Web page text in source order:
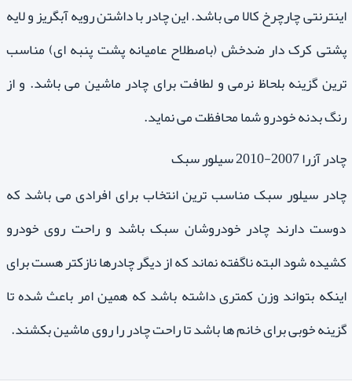
اینترنتی چارچرخ کالا می باشد. این چادر با داشتن رویه آبگریز و لایه
پشتی کرک دار ضدخش (باصطلاح عامیانه پشت پنبه ای) مناسب
ترین گزینه بلحاظ نرمی و لطافت برای چادر ماشین می باشد. و از
رنگ بدنه خودرو شما محافظت می نماید.
چادر آزرا 2007-2010 سیلور سبک
چادر سیلور سبک مناسب ترین انتخاب برای افرادی می باشد که
دوست دارند چادر خودروشان سبک باشد و راحت روی خودرو
کشیده شود البته ناگفته نماند که از دیگر چادرها نازکتر هست برای
اینکه بتواند وزن کمتری داشته باشد که همین امر باعث شده تا
گزینه خوبی برای خانم ها باشد تا راحت چادر را روی ماشین بکشند.